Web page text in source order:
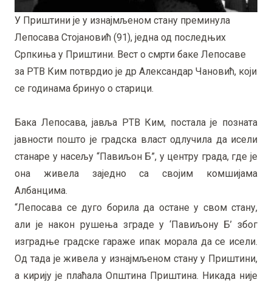
У Приштини је у изнајмљеном стану преминула
Лепосава Стојановић (91), једна од последњих
Српкиња у Приштини. Вест о смрти баке Лепосаве
за РТВ Ким потврдио је др Александар Чановић, који
се годинама бринуо о старици.
Бака Лепосава, јавља РТВ Ким, постала је позната
јавности пошто је градска власт одлучила да исели
станаре у насељу “Павиљон Б”, у центру града, где је
она живела заједно са својим комшијама
Албанцима.
“Лепосава се дуго борила да остане у свом стану,
али је након рушења зграде у ‘Павиљону Б’ због
изградње градске гараже ипак морала да се исели.
Од тада је живела у изнајмљеном стану у Приштини,
а кирију је плаћала Општина Приштина. Никада није